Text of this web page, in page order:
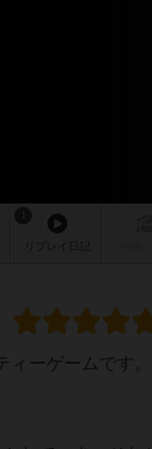
ーゲームです。